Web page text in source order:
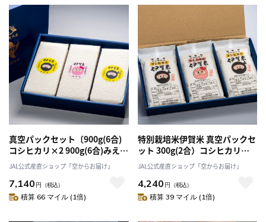
真空パックセット〔900g(6合)
コシヒカリ×2 900g(6合)みえの
ゆめ×１〕〔令和７年産新
米！〕特別栽培米伊賀米食べく
らべ 「西山農園」送料無料
JAL公式産直ショップ「空からお届け」
7,140 円 （税込）
積算 66 マイル (1倍)
特別栽培米伊賀米 真空パックセ
ット 300g(2合）コシヒカリ×2
300g(2合）みえのゆめ×1〔令
和７年産新米！〕「西山農園」
マイル 送料無料
JAL公式産直ショップ「空からお届け」
4,240 円 （税込）
積算 39 マイル (1倍)